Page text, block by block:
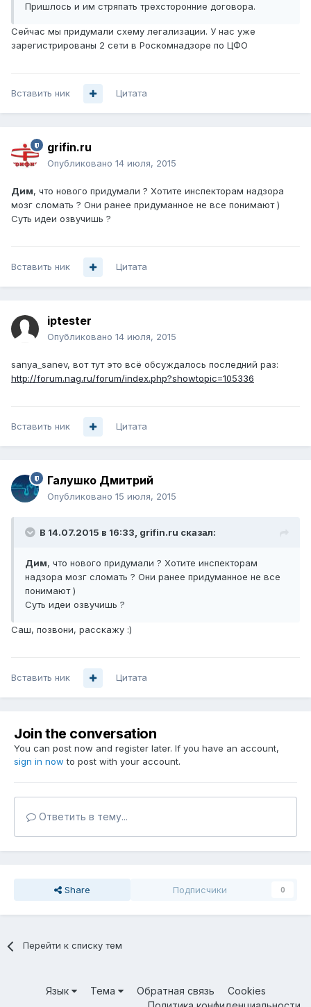
Пришлось и им стряпать трехсторонние договора.
Сейчас мы придумали схему легализации. У нас уже
зарегистрированы 2 сети в Роскомнадзоре по ЦФО
Вставить ник Цитата
grifin.ru
Опубликовано 14 июля, 2015
Дим, что нового придумали ? Хотите инспекторам надзора
мозг сломать ? Они ранее придуманное не все понимают )
Суть идеи озвучишь ?
Вставить ник Цитата
iptester
Опубликовано 14 июля, 2015
sanya_sanev, вот тут это всё обсуждалось последний раз:
http://forum.nag.ru/forum/index.php?showtopic=105336
Вставить ник Цитата
Галушко Дмитрий
Опубликовано 15 июля, 2015
В 14.07.2015 в 16:33, grifin.ru сказал:
Дим, что нового придумали ? Хотите инспекторам
надзора мозг сломать ? Они ранее придуманное не все
понимают )
Суть идеи озвучишь ?
Саш, позвони, расскажу :)
Вставить ник Цитата
Join the conversation
You can post now and register later. If you have an account,
sign in now to post with your account.
Ответить в тему...
Share Подписчики 0
Перейти к списку тем
Язык Тема Обратная связь
Cookies